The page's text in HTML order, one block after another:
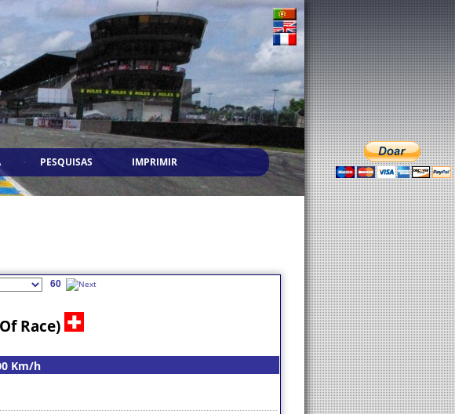
PESQUISAS IMPRIMIR
60
Race)
Km/h